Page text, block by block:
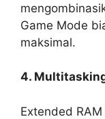
Game Mode
maksimal.
4.
Extended